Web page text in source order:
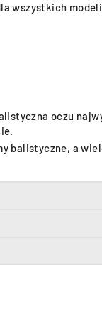
wszystkich
oczu
a